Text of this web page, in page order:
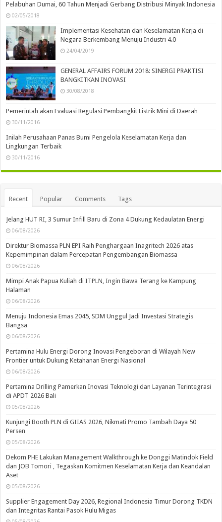
Pelabuhan Dumai, 60 Tahun Menjadi Gerbang Distribusi Minyak Indonesia
02/05/2018
Implementasi Kesehatan dan Keselamatan Kerja di
Negara Berkembang Menuju Industri 4.0
24/04/2019
GENERAL AFFAIRS FORUM 2018: SINERGI PRAKTISI
BANGKITKAN INOVASI
30/08/2018
Pemerintah akan Evaluasi Regulasi Pembangkit Listrik Mini di Daerah
30/11/2016
Inilah Perusahaan Panas Bumi Pengelola Keselamatan Kerja dan
Lingkungan Terbaik
30/11/2016
Recent Popular Comments Tags
Jelang HUT RI, 3 Sumur Infill Baru di Zona 4 Dukung Kedaulatan Energi
06/08/2026
Direktur Biomassa PLN EPI Raih Penghargaan Inagritech 2026 atas
Kepemimpinan dalam Percepatan Pengembangan Biomassa
06/08/2026
Mimpi Anak Papua Kuliah di ITPLN, Ingin Bawa Terang ke Kampung
Halaman
06/08/2026
Menuju Indonesia Emas 2045, SDM Unggul Jadi Investasi Strategis
Bangsa
06/08/2026
Pertamina Hulu Energi Dorong Inovasi Pengeboran di Wilayah New
Frontier untuk Dukung Ketahanan Energi Nasional
06/08/2026
Pertamina Drilling Pamerkan Inovasi Teknologi dan Layanan Terintegrasi
di APDT 2026 Bali
05/08/2026
Kunjungi Booth PLN di GIIAS 2026, Nikmati Promo Tambah Daya 50
Persen
05/08/2026
Dekom PHE Lakukan Management Walkthrough ke Donggi Matindok Field
dan JOB Tomori , Tegaskan Komitmen Keselamatan Kerja dan Keandalan
Aset
05/08/2026
Supplier Engagement Day 2026, Regional Indonesia Timur Dorong TKDN
dan Integritas Rantai Pasok Hulu Migas